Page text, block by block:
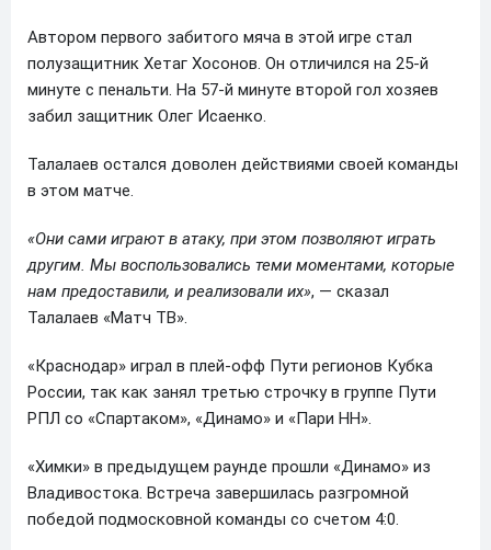
Автором первого забитого мяча в этой игре стал
полузащитник Хетаг Хосонов. Он отличился на 25-й
минуте с пенальти. На 57-й минуте второй гол хозяев
забил защитник Олег Исаенко.
Талалаев остался доволен действиями своей команды
в этом матче.
«Они сами играют в атаку, при этом позволяют играть
другим. Мы воспользовались теми моментами, которые
нам предоставили, и реализовали их», — сказал
Талалаев «Матч ТВ».
«Краснодар» играл в плей-офф Пути регионов Кубка
России, так как занял третью строчку в группе Пути
РПЛ со «Спартаком», «Динамо» и «Пари НН».
«Химки» в предыдущем раунде прошли «Динамо» из
Владивостока. Встреча завершилась разгромной
победой подмосковной команды со счетом 4:0.